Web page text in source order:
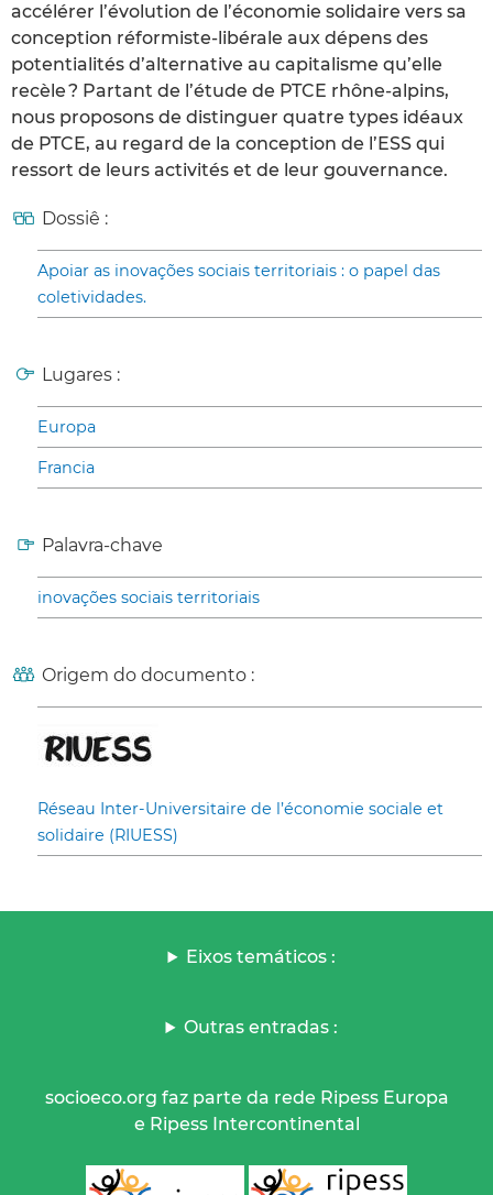
accélérer l’évolution de l’économie solidaire vers sa
conception réformiste-libérale aux dépens des
potentialités d’alternative au capitalisme qu’elle
recèle ? Partant de l’étude de PTCE rhône-alpins,
nous proposons de distinguer quatre types idéaux
de PTCE, au regard de la conception de l’ESS qui
ressort de leurs activités et de leur gouvernance.
Dossiê :
Apoiar as inovações sociais territoriais : o papel das
coletividades.
Lugares :
Europa
Francia
Palavra-chave
inovações sociais territoriais
Origem do documento :
Réseau Inter-Universitaire de l’économie sociale et
solidaire (RIUESS)
Eixos temáticos :
Outras entradas :
socioeco.org faz parte da rede Ripess Europa
e Ripess Intercontinental